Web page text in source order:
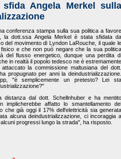
sfida Angela Merkel sulla
conferenza stampa sulla sua politica a favore
la dott.ssa Angela Merkel è stata sfidata da
del movimento di Lyndon LaRouche, il quale
e che non può negare che la sua politica
del flusso energetico, dunque una perdita di
in realtà il popolo tedesco ne è estremamente
la commissione maltusiana del dott.
propugnato per anni la deindustrializzazione.
"è semplicemente un pretesto? Lei sta
distanza dal dott. Schellnhuber e ha mentito
affatto lo smantellamento del
che già oggi il 17% dell'elettricità sia generata
alcuna deindustrializzazione, ci incoraggia a
progressi lungo la strada", ha risposto.